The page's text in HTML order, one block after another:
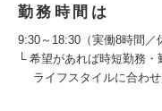
勤務時間は
9:30～18:30（実働8時間／
└ 希望があれば時短勤務
ライフスタイルに合わせ